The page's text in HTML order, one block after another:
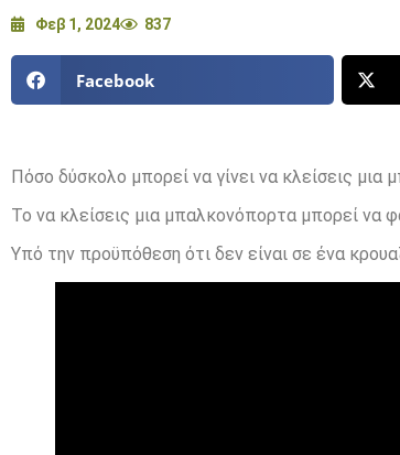
Φεβ 1, 2024 837
Facebook
Πόσο δύσκολο μπορεί να γίνει να κλείσεις μια
Το να κλείσεις μια μπαλκονόπορτα μπορεί να
Υπό την προϋπόθεση ότι δεν είναι σε ένα